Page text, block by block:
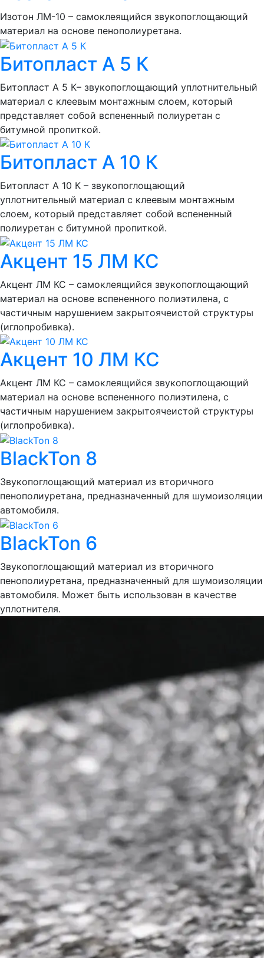
Изотон ЛМ-10 – самоклеящийся звукопоглощающий
материал на основе пенополиуретана.
Битопласт А 5 К
Битопласт А 5 К– звукопоглощающий уплотнительный
материал с клеевым монтажным слоем, который
представляет собой вспененный полиуретан с
битумной пропиткой.
Битопласт А 10 К
Битопласт А 10 К – звукопоглощающий
уплотнительный материал с клеевым монтажным
слоем, который представляет собой вспененный
полиуретан с битумной пропиткой.
Акцент 15 ЛМ КС
Акцент ЛМ КС – самоклеящийся звукопоглощающий
материал на основе вспененного полиэтилена, с
частичным нарушением закрытоячеистой структуры
(иглопробивка).
Акцент 10 ЛМ КС
Акцент ЛМ КС – самоклеящийся звукопоглощающий
материал на основе вспененного полиэтилена, с
частичным нарушением закрытоячеистой структуры
(иглопробивка).
BlackTon 8
Звукопоглощающий материал из вторичного
пенополиуретана, предназначенный для шумоизоляции
автомобиля.
BlackTon 6
Звукопоглощающий материал из вторичного
пенополиуретана, предназначенный для шумоизоляции
автомобиля. Может быть использован в качестве
уплотнителя.